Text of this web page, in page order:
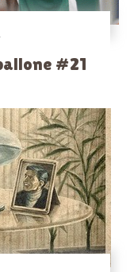
#21